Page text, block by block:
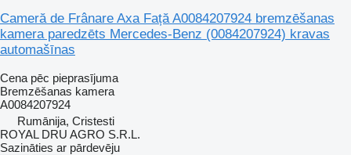
Cameră de Frânare Axa Față A0084207924 bremzēšanas
kamera paredzēts Mercedes-Benz (0084207924) kravas
automašīnas
Cena pēc pieprasījuma
Bremzēšanas kamera
A0084207924
Rumānija, Cristesti
ROYAL DRU AGRO S.R.L.
Sazināties ar pārdevēju